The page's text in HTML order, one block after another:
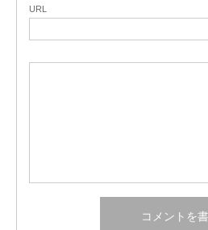
URL